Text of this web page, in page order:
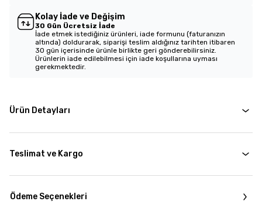
Kolay İade ve Değişim
30 Gün Ücretsiz İade
İade etmek istediğiniz ürünleri, iade formunu (faturanızın
altında) doldurarak, siparişi teslim aldığınız tarihten itibaren
30 gün içerisinde ürünle birlikte geri gönderebilirsiniz.
Ürünlerin iade edilebilmesi için iade koşullarına uyması
gerekmektedir.
Ürün Detayları
Teslimat ve Kargo
Ödeme Seçenekleri